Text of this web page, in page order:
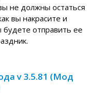
не должны остаться
вы накрасите и
отправить ее
v 3.5.81 (Мод